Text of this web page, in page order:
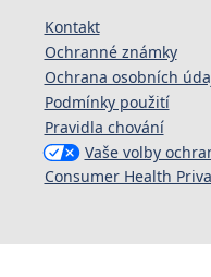
Kontakt
Ochranné známky
Ochrana osobních
Podmínky použití
Pravidla chování
Vaše volby
Consumer Health